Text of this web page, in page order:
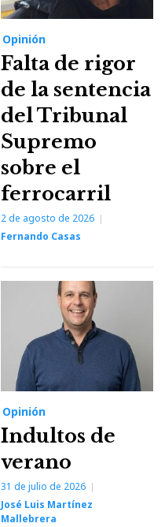
Opinión
Falta de rigor
de la sentencia
del Tribunal
Supremo
sobre el
ferrocarril
2 de agosto de 2026
Fernando Casas
Opinión
Indultos de
verano
31 de julio de 2026
José Luis Martínez
Mallebrera